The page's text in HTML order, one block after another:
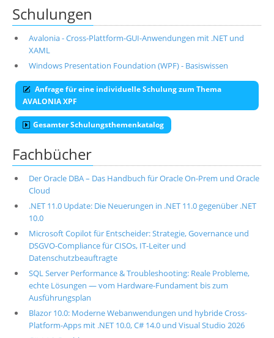
Schulungen
Avalonia - Cross-Plattform-GUI-Anwendungen mit .NET und
XAML
Windows Presentation Foundation (WPF) - Basiswissen
Anfrage für eine individuelle Schulung zum Thema
AVALONIA XPF
Gesamter Schulungsthemenkatalog
Fachbücher
Der Oracle DBA – Das Handbuch für Oracle On-Prem und Oracle
Cloud
.NET 11.0 Update: Die Neuerungen in .NET 11.0 gegenüber .NET
10.0
Microsoft Copilot für Entscheider: Strategie, Governance und
DSGVO-Compliance für CISOs, IT-Leiter und
Datenschutzbeauftragte
SQL Server Performance & Troubleshooting: Reale Probleme,
echte Lösungen — vom Hardware-Fundament bis zum
Ausführungsplan
Blazor 10.0: Moderne Webanwendungen und hybride Cross-
Platform-Apps mit .NET 10.0, C# 14.0 und Visual Studio 2026